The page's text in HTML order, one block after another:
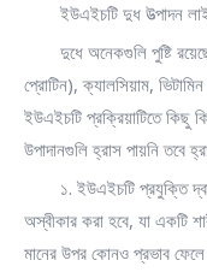
ইউএইচটি দুধ উত্পাদন
দুধে অনেকগুলি পুষ্টি
প্রোটিন), ক্যালসিয়াম,
ইউএইচটি প্রক্রিয়াটিতে কিছু
উপাদানগুলি হ্রাস পায়নি তবে
১. ইউএইচটি প্রযুক্তি
অস্বীকার করা হবে, যা একটি
মানের উপর কোনও প্রভাব ফেলে